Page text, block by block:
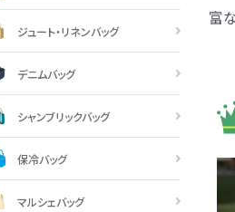
マグネット
スマホ対応手袋
生活用品・生活雑貨全
般ティッシュ全般
インテリア雑貨全般
植物栽培セット
ブランケット・ひざ掛け
キッチングッズ全般
ボウル・プレート
防災・防犯グッズ全般
ライト・ランタン
美容・健康グッズ全般
マスクケース
除菌・感染対策グッズ
全般
抗菌グッズ
タオル・ハンカチ
ＦＳＣ認証
イベント・抽選会全般
お
女性向け抽選会セット
季節のグッズ
季節のグッズ全般
ジュート・リネンバッグ
デニムバッグ
シャンブリックバッグ
保冷バッグ
マルシェバッグ
富